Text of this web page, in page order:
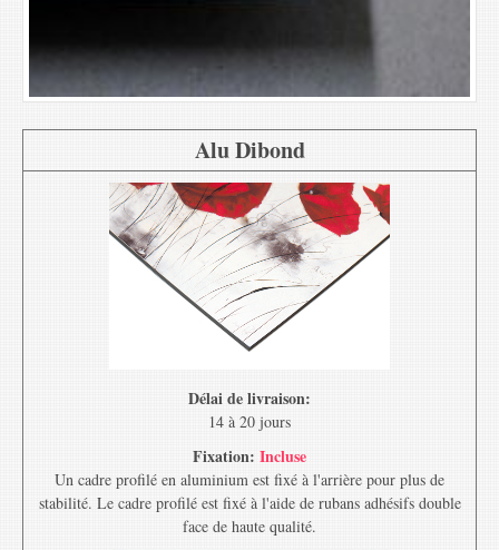
Alu Dibond
Délai de livraison:
14 à 20 jours
Fixation: Incluse
Un cadre profilé en aluminium est fixé à l'arrière pour plus de
stabilité. Le cadre profilé est fixé à l'aide de rubans adhésifs double
face de haute qualité.